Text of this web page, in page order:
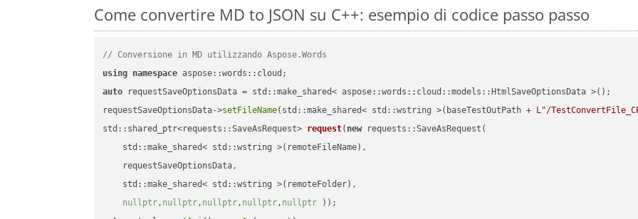
Come convertire MD to JSON su C++: esempio di codice passo passo
// Conversione in MD utilizzando Aspose.Words
using namespace
auto requestSaveOptionsData = std::make_shared< aspose::words::cloud::models::HtmlSaveOptionsData >();
requestSaveOptionsData->setFileName(std::make_shared< std::wstring >(baseTestOutPath + L"/
std::shared_ptr<requests::SaveAsRequest> request( new requests::SaveAsRequest(
    std::make_shared< std::wstring >(remoteFileName),
    requestSaveOptionsData,
    std::make_shared< std::wstring >(remoteFolder),
nullptr, nullptr, nullptr, nullptr, nullptr ))